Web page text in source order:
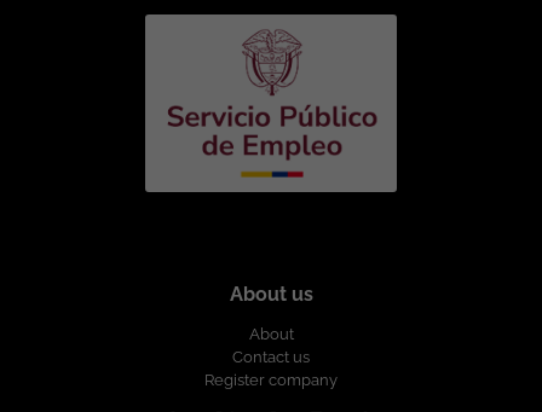
jornadas nocturnas y días festivos, de
acuerdo con las necesidades del
de beneficios corporativos. Si cuentas
con experiencia en desarrollo de
software, disfrutas los retos técnicos y
buscas estabilidad laboral con
oportunidades de crecimiento, ¡te
About us
About
Contact us
Register company